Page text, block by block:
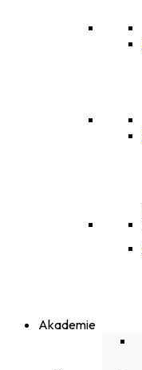
Akademie